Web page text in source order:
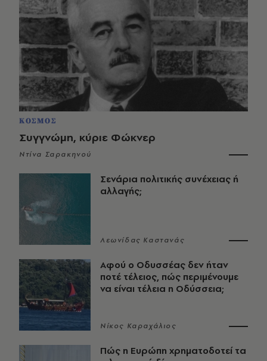
ΚΟΣΜΟΣ
Συγγνώμη, κύριε Φώκνερ
Ντίνα Σαρακηνού
Σενάρια πολιτικής συνέχειας ή
αλλαγής;
Λεωνίδας Καστανάς
Αφού ο Οδυσσέας δεν ήταν
ποτέ τέλειος, πώς περιμένουμε
να είναι τέλεια η Οδύσσεια;
Νίκος Καραχάλιος
Πώς η Ευρώπη χρηματοδοτεί τα